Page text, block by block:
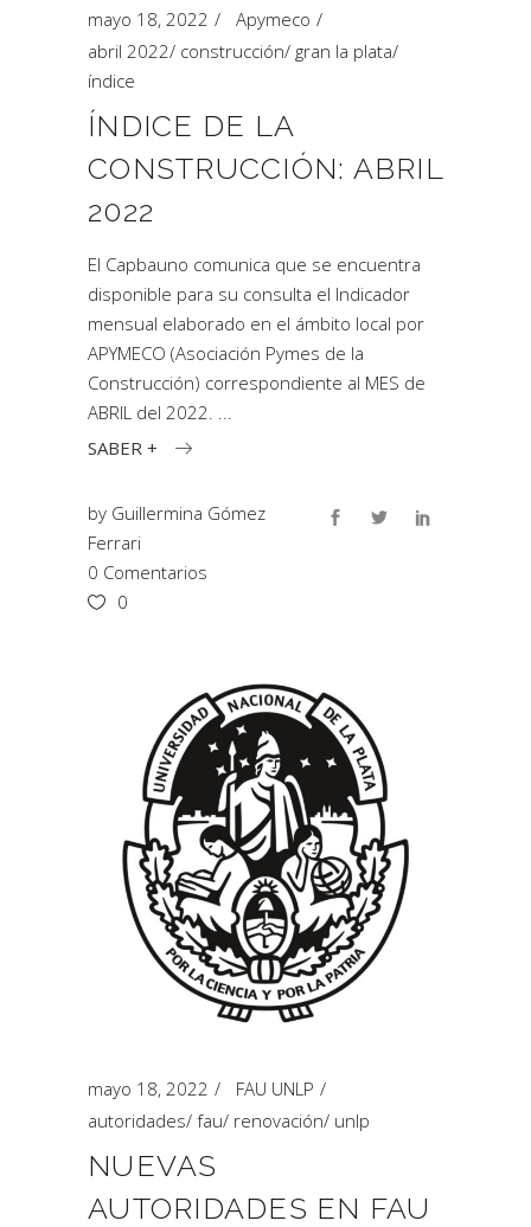
mayo 18, 2022
Apymeco
abril 2022/ construcción/ gran la plata/
índice
ÍNDICE DE LA
CONSTRUCCIÓN: ABRIL
2022
El Capbauno comunica que se encuentra
disponible para su consulta el Indicador
mensual elaborado en el ámbito local por
APYMECO (Asociación Pymes de la
Construcción) correspondiente al MES de
ABRIL del 2022.
SABER +
by Guillermina Gómez
Ferrari
0 Comentarios
0
mayo 18, 2022
FAU UNLP
autoridades/ fau/ renovación/ unlp
NUEVAS
AUTORIDADES EN FAU